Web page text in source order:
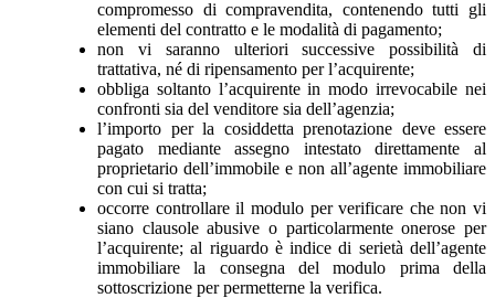
compromesso di compravendita, contenendo tutti gli
elementi del contratto e le modalità di pagamento;
non vi saranno ulteriori successive possibilità di
trattativa, né di ripensamento per l’acquirente;
obbliga soltanto l’acquirente in modo irrevocabile nei
confronti sia del venditore sia dell’agenzia;
l’importo per la cosiddetta prenotazione deve essere
pagato mediante assegno intestato direttamente al
proprietario dell’immobile e non all’agente immobiliare
con cui si tratta;
occorre controllare il modulo per verificare che non vi
siano clausole abusive o particolarmente onerose per
l’acquirente; al riguardo è indice di serietà dell’agente
immobiliare la consegna del modulo prima della
sottoscrizione per permetterne la verifica.